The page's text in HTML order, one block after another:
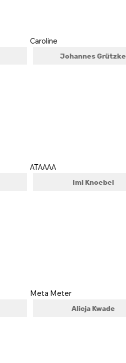
Caroline
Johannes Grützke
ATAAAA
Imi Knoebel
Meta Meter
Alicja Kwade